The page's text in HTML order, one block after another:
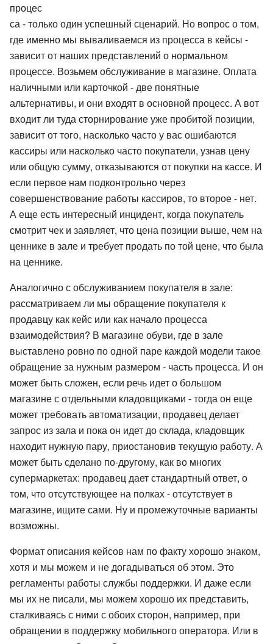
процес
са - только один успешный сценарий. Но вопрос о том,
где именно мы вываливаемся из процесса в кейсы -
зависит от наших представлений о нормальном
процессе. Возьмем обслуживание в магазине. Оплата
наличными или карточкой - две понятные
альтернативы, и они входят в основной процесс. А вот
входит ли туда сторнирование уже пробитой позиции,
зависит от того, насколько часто у вас ошибаются
кассиры или насколько часто покупатели, узнав цену
или общую сумму, отказываются от покупки на кассе. И
если первое нам подконтрольно через
совершенствование работы кассиров, то второе - нет.
А еще есть интересный инцидент, когда покупатель
смотрит чек и заявляет, что цена позиции выше, чем на
ценнике в зале и требует продать по той цене, что была
на ценнике.
Аналогично с обслуживанием покупателя в зале:
рассматриваем ли мы обращение покупателя к
продавцу как кейс или как начало процесса
взаимодействия? В магазине обуви, где в зале
выставлено ровно по одной паре каждой модели такое
обращение за нужным размером - часть процесса. И он
может быть сложен, если речь идет о большом
магазине с отдельными кладовщиками - тогда он еще
может требовать автоматизации, продавец делает
запрос из зала и пока он идет до склада, кладовщик
находит нужную пару, приостановив текущую работу. А
может быть сделано по-другому, как во многих
супермаркетах: продавец дает стандартный ответ, о
том, что отсутствующее на полках - отсутствует в
магазине, ищите сами. Ну и промежуточные варианты
возможны.
Формат описания кейсов нам по факту хорошо знаком,
хотя и мы можем и не догадываться об этом. Это
регламенты работы службы поддержки. И даже если
мы их не писали, мы можем хорошо их представить,
сталкиваясь с ними с обоих сторон, например, при
обращении в поддержку мобильного оператора. Или в